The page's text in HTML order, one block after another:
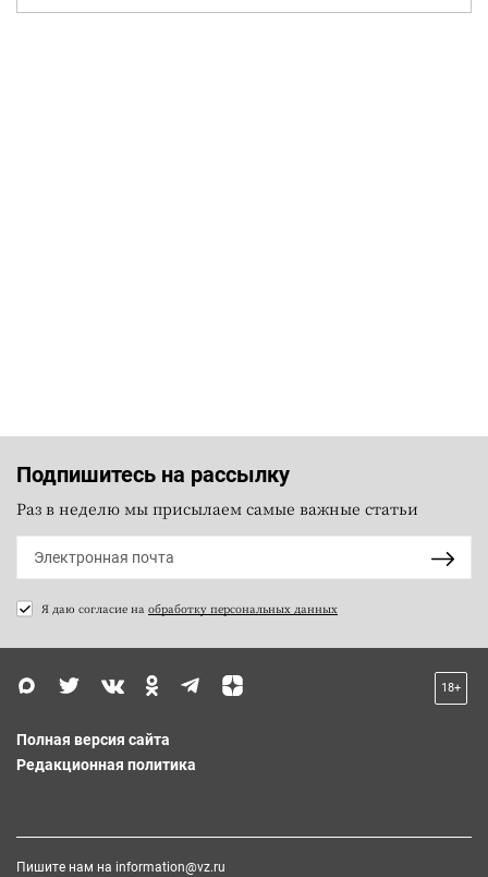
Подпишитесь на рассылку
Раз в неделю мы присылаем самые важные статьи
Я даю согласие на обработку персональных данных
18+
Полная версия сайта
Редакционная политика
Пишите нам на information@vz.ru